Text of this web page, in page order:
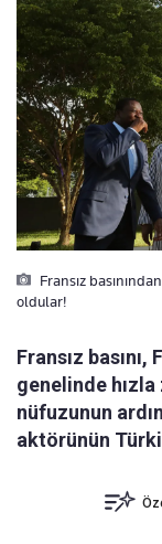
Fransız
oldular!
Fransız basını,
genelinde
nüfuzunun
aktörünün